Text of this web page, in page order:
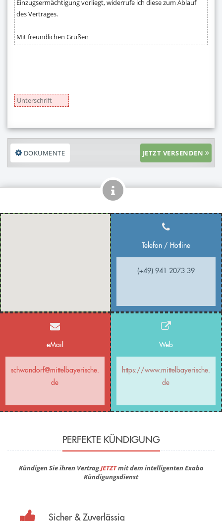
DOKUMENTE JETZT VERSENDEN
Telefon / Hotline
(+49) 941 2073 39
eMail
schwandorf@mittelbayerische.
de
Web
https://www.mittelbayerische.
de
PERFEKTE KÜNDIGUNG
Kündigen Sie ihren VertragJETZTmit dem intelligenten Exabo
Kündigungsdienst
Sicher & Zuverlässig